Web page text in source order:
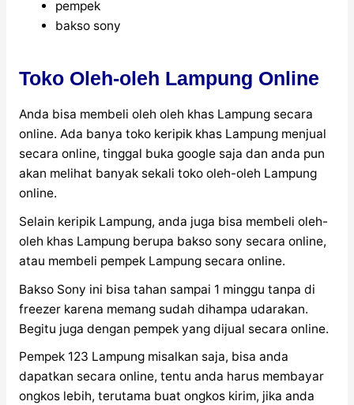
pempek
bakso sony
Toko Oleh-oleh Lampung Online
Anda bisa membeli oleh oleh khas Lampung secara
online. Ada banya toko keripik khas Lampung menjual
secara online, tinggal buka google saja dan anda pun
akan melihat banyak sekali toko oleh-oleh Lampung
online.
Selain keripik Lampung, anda juga bisa membeli oleh-
oleh khas Lampung berupa bakso sony secara online,
atau membeli pempek Lampung secara online.
Bakso Sony ini bisa tahan sampai 1 minggu tanpa di
freezer karena memang sudah dihampa udarakan.
Begitu juga dengan pempek yang dijual secara online.
Pempek 123 Lampung misalkan saja, bisa anda
dapatkan secara online, tentu anda harus membayar
ongkos lebih, terutama buat ongkos kirim, jika anda